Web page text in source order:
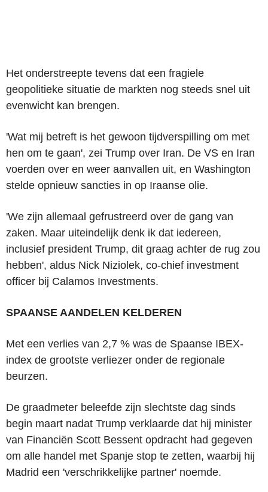
Het onderstreepte tevens dat een fragiele
geopolitieke situatie de markten nog steeds snel uit
evenwicht kan brengen.
'Wat mij betreft is het gewoon tijdverspilling om met
hen om te gaan', zei Trump over Iran. De VS en Iran
voerden over en weer aanvallen uit, en Washington
stelde opnieuw sancties in op Iraanse olie.
'We zijn allemaal gefrustreerd over de gang van
zaken. Maar uiteindelijk denk ik dat iedereen,
inclusief president Trump, dit graag achter de rug zou
hebben', aldus Nick Niziolek, co-chief investment
officer bij Calamos Investments.
SPAANSE AANDELEN KELDEREN
Met een verlies van 2,7 % was de Spaanse IBEX-
index de grootste verliezer onder de regionale
beurzen.
De graadmeter beleefde zijn slechtste dag sinds
begin maart nadat Trump verklaarde dat hij minister
van Financiën Scott Bessent opdracht had gegeven
om alle handel met Spanje stop te zetten, waarbij hij
Madrid een 'verschrikkelijke partner' noemde.